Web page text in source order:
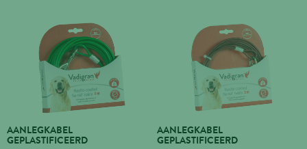
AANLEGKABEL
GEPLASTIFICEERD
AANLEGKABEL
GEPLASTIFICEERD